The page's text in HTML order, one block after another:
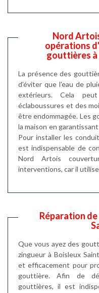
Nord
opérations
gouttières à
La présence des
d'éviter que l'eau de
extérieurs. Cela
éclaboussures et des
être endommagée. Les
la maison en
Pour installer les
est indispensable de
Nord Artois
interventions, car il
Réparation
Que vous ayez des
zingueur à Boisleux
et efficacement pour
gouttière. Afin de
gouttières, il est